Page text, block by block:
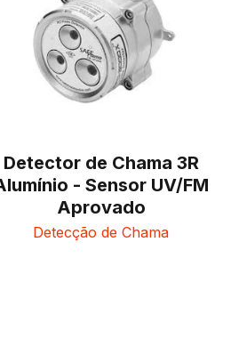
Detector de Chama 3R
- Sensor UV/FM
Aprovado
Detecção de Chama